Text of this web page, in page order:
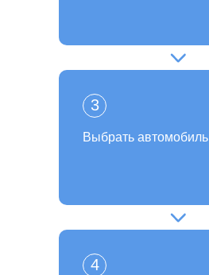
4
Выбрать автомобиль
3